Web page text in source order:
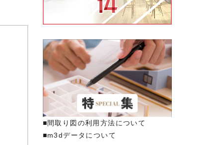
■間取り図の利用方法について
■m3dデータについて